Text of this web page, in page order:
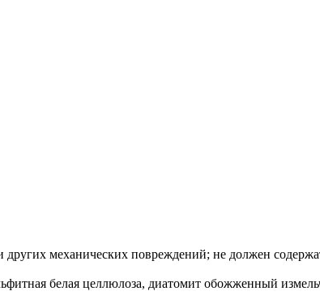
механических повреждений; не должен
белая целлюлоза, диатомит обожженный